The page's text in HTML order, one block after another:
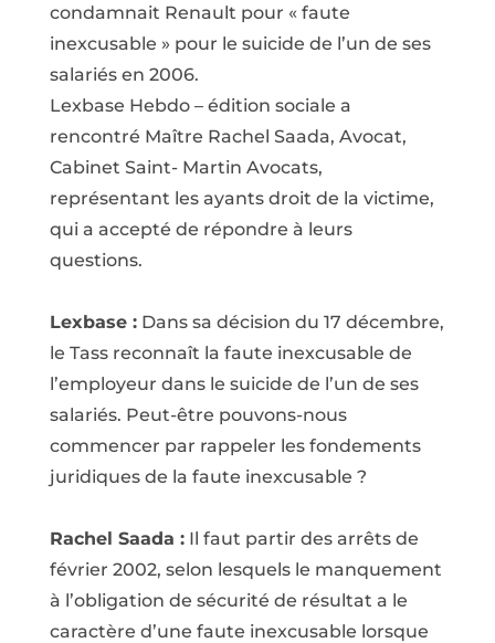
condamnait Renault pour « faute
inexcusable » pour le suicide de l’un de ses
salariés en 2006.
Lexbase Hebdo – édition sociale a
rencontré Maître Rachel Saada, Avocat,
Cabinet Saint- Martin Avocats,
représentant les ayants droit de la victime,
qui a accepté de répondre à leurs
questions.
Lexbase :Dans sa décision du 17 décembre,
le Tass reconnaît la faute inexcusable de
l’employeur dans le suicide de l’un de ses
salariés. Peut-être pouvons-nous
commencer par rappeler les fondements
juridiques de la faute inexcusable ?
Rachel Saada :Il faut partir des arrêts de
février 2002, selon lesquels le manquement
à l’obligation de sécurité de résultat a le
caractère d’une faute inexcusable lorsque